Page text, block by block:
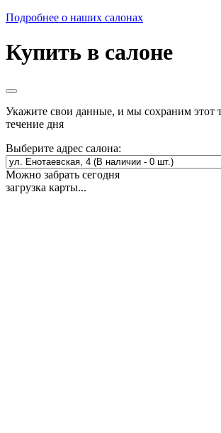
Подробнее о наших салонах
Купить в салоне
Укажите свои данные, и мы сохраним этот
течение дня
Выберите адрес салона:
Можно забрать сегодня
загрузка карты...